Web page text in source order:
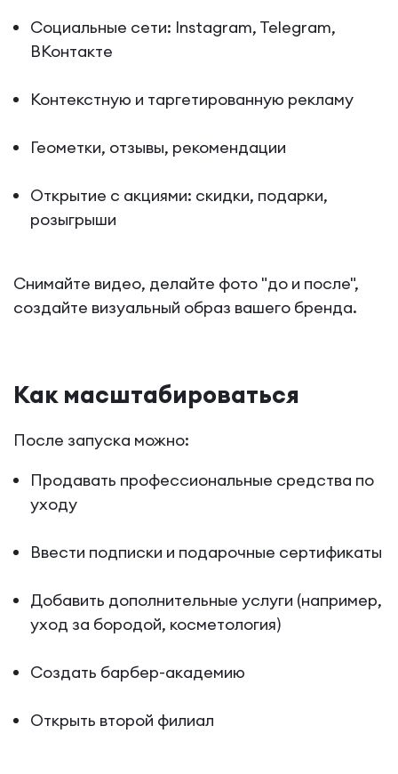
Социальные сети: Instagram, Telegram,
ВКонтакте
Контекстную и таргетированную рекламу
Геометки, отзывы, рекомендации
Открытие с акциями: скидки, подарки,
розыгрыши
Снимайте видео, делайте фото "до и после",
создайте визуальный образ вашего бренда.
Как масштабироваться
После запуска можно:
Продавать профессиональные средства по
уходу
Ввести подписки и подарочные сертификаты
Добавить дополнительные услуги (например,
уход за бородой, косметология)
Создать барбер-академию
Открыть второй филиал